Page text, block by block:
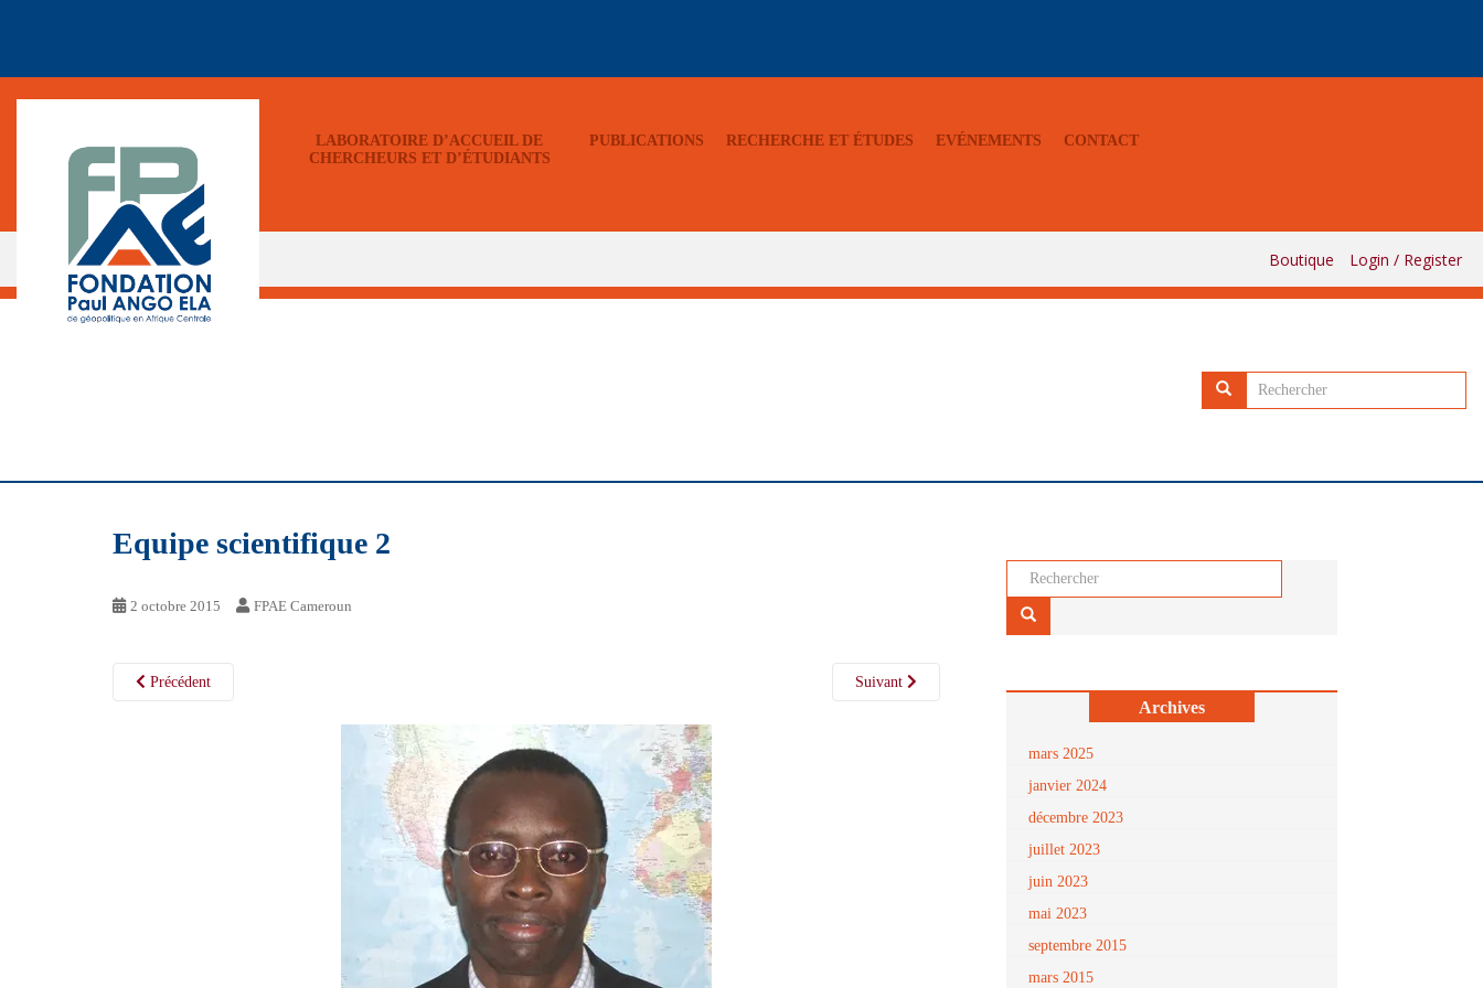
LABORATOIRE D’ACCUEIL DE
CHERCHEURS ET D’ÉTUDIANTS
PUBLICATIONS RECHERCHE ET ÉTUDES EVÉNEMENTS CONTACT
Boutique Login / Register
Rechercher...
Equipe scientifique 2
2 octobre 2015 FPAE Cameroun
Précédent Suivant
Archives
mars 2025
janvier 2024
décembre 2023
juillet 2023
juin 2023
mai 2023
septembre 2015
mars 2015